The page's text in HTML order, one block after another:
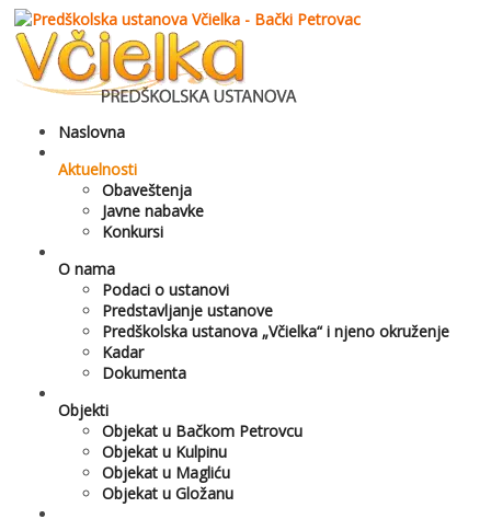
Naslovna
Aktuelnosti
Obaveštenja
Javne nabavke
Konkursi
O nama
Podaci o ustanovi
Predstavljanje ustanove
Predškolska ustanova „Včielka“ i njeno okruženje
Kadar
Dokumenta
Objekti
Objekat u Bačkom Petrovcu
Objekat u Kulpinu
Objekat u Magliću
Objekat u Gložanu